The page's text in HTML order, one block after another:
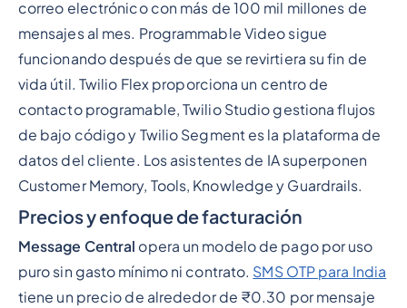
correo electrónico con más de 100 mil millones de
mensajes al mes. Programmable Video sigue
funcionando después de que se revirtiera su fin de
vida útil. Twilio Flex proporciona un centro de
contacto programable, Twilio Studio gestiona flujos
de bajo código y Twilio Segment es la plataforma de
datos del cliente. Los asistentes de IA superponen
Customer Memory, Tools, Knowledge y Guardrails.
Precios y enfoque de facturación
Message Central opera un modelo de pago por uso
puro sin gasto mínimo ni contrato. SMS OTP para India
tiene un precio de alrededor de ₹0.30 por mensaje